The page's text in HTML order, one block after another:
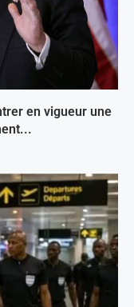
en vigueur une